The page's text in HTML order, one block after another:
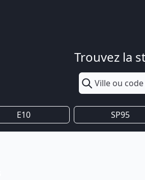
Trouvez la
E10 SP95